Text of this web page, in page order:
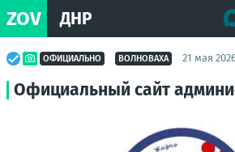
ZOV ДНР
ОФИЦИАЛЬНО ВОЛНОВАХА 21 мая
Официальный сайт